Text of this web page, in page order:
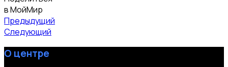
в МойМир
Предыдущий
Следующий
О центре